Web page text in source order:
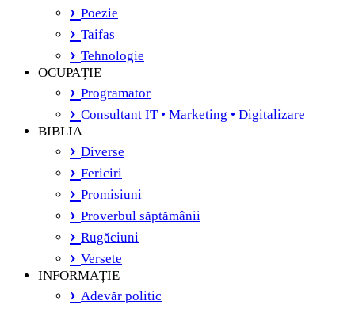
Poezie
Taifas
Tehnologie
OCUPAȚIE
Programator
Consultant IT • Marketing • Digitalizare
BIBLIA
Diverse
Fericiri
Promisiuni
Proverbul săptămânii
Rugăciuni
Versete
INFORMAȚIE
Adevăr politic